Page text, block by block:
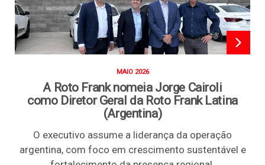
MAIO 2026
A Roto Frank nomeia Jorge Cairoli
como Diretor Geral da Roto Frank Latina
(Argentina)
O executivo assume a liderança da operação
argentina, com foco em crescimento sustentável e